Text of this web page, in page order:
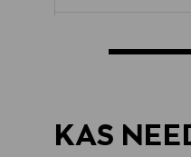
KAS